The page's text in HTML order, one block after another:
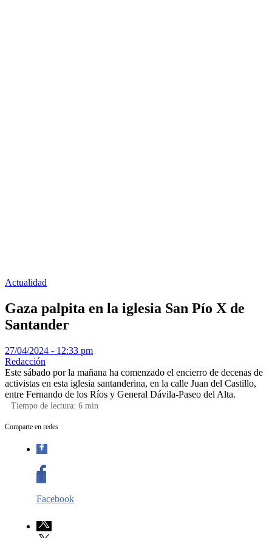
Actualidad
Gaza palpita en la iglesia San Pío X de
Santander
27/04/2024 - 12:33 pm
Redacción
Este sábado por la mañana ha comenzado el encierro de decenas de
activistas en esta iglesia santanderina, en la calle Juan del Castillo,
entre Fernando de los Ríos y General Dávila-Paseo del Alta.
Tiempo de lectura: 6 min
Comparte en redes
Facebook